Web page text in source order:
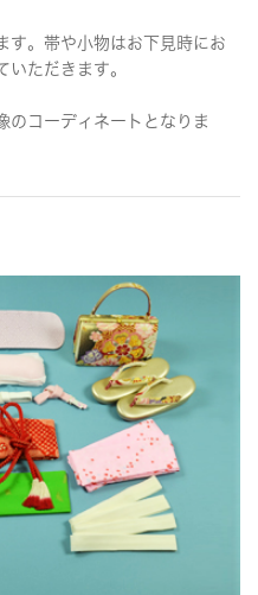
す。帯や小物はお下見時にお
ただきます。
のコーディネートとなりま